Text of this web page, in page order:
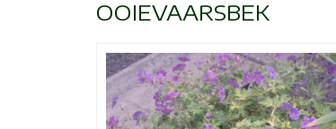
OOIEVAARSBEK